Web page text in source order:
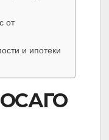
от
и ипотеки
ОСАГО